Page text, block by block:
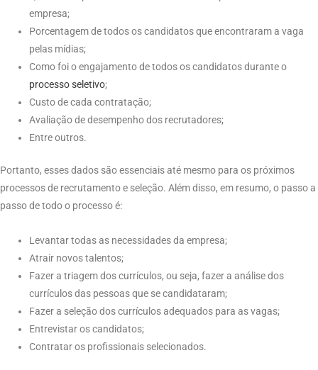
empresa;
Porcentagem de todos os candidatos que encontraram a vaga
pelas mídias;
Como foi o engajamento de todos os candidatos durante o
processoseletivo;
Custo de cada contratação;
Avaliação de desempenho dos recrutadores;
Entre outros.
Portanto, esses dados são essenciais até mesmo para os próximos
processos de recrutamento e seleção. Além disso, em resumo, o passo a
passo de todo o processo é:
Levantar todas as necessidades da empresa;
Atrair novos talentos;
Fazer a triagem dos currículos, ou seja, fazer a análise dos
currículos das pessoas que se candidataram;
Fazer a seleção dos currículos adequados para as vagas;
Entrevistar os candidatos;
Contratar os profissionais selecionados.